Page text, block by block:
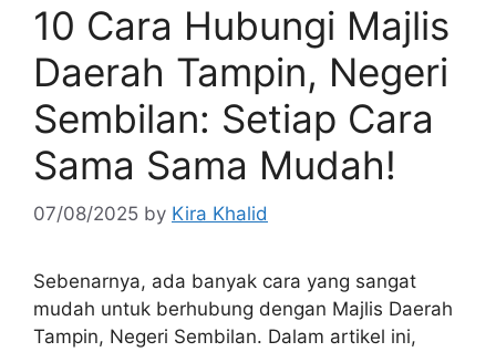
10 Cara Hubungi Majlis
Daerah Tampin, Negeri
Sembilan: Setiap Cara
Sama Sama Mudah!
07/08/2025 by Kira Khalid
Sebenarnya, ada banyak cara yang sangat
mudah untuk berhubung dengan Majlis Daerah
Tampin, Negeri Sembilan. Dalam artikel ini,